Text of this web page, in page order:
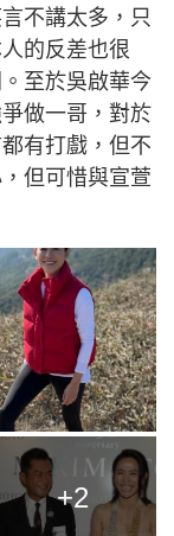
不講太多，只
的反差也很
至於吳啟華今
做一哥，對於
有打戲，但不
但可惜與宣萱
+2